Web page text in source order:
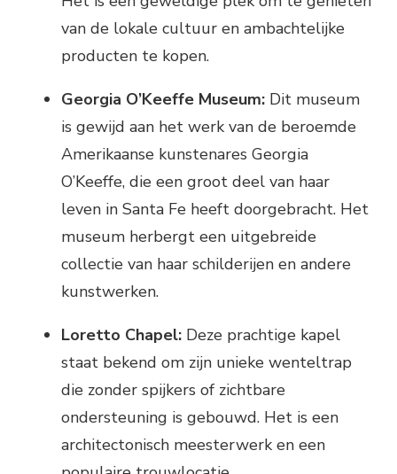
van de lokale cultuur en ambachtelijke
producten te kopen.
Georgia O’Keeffe Museum: Dit museum
is gewijd aan het werk van de beroemde
Amerikaanse kunstenares Georgia
O’Keeffe, die een groot deel van haar
leven in Santa Fe heeft doorgebracht. Het
museum herbergt een uitgebreide
collectie van haar schilderijen en andere
kunstwerken.
Loretto Chapel: Deze prachtige kapel
staat bekend om zijn unieke wenteltrap
die zonder spijkers of zichtbare
ondersteuning is gebouwd. Het is een
architectonisch meesterwerk en een